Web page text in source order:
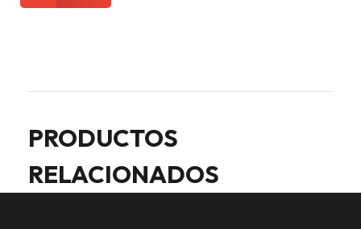
PRODUCTOS
RELACIONADOS